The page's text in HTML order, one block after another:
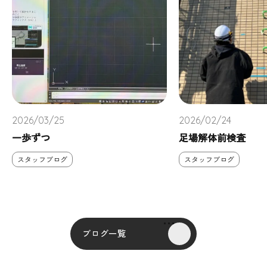
2026/03/25
一歩ずつ
スタッフブログ
2026/02/24
足場解体前検査
スタッフブログ
ブログ一覧